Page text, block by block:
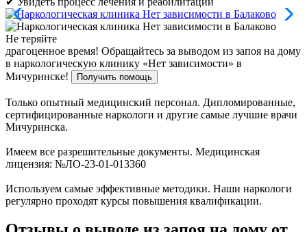
Не теряйте
драгоценное время! Обращайтесь за выводом из запоя на дому
в наркологическую клинику «Нет зависимости» в
Мичуринске!
Получить помощь
Только опытный медицинский персонал. Дипломированные,
сертифицированные наркологи и другие самые лучшие врачи
Мичуринска.
Имеем все разрешительные документы. Медицинская
лицензия: №ЛО-23-01-013360
Используем самые эффективные методики. Наши наркологи
регулярно проходят курсы повышения квалификации.